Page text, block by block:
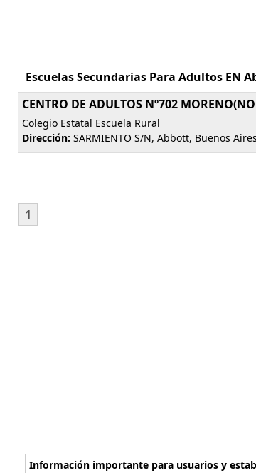
Escuelas Secundarias Para Adultos EN
CENTRO DE ADULTOS Nº702
Colegio Estatal Escuela Rural
Dirección: SARMIENTO S/N, Abbott, Buenos
1
Información importante para usuarios y